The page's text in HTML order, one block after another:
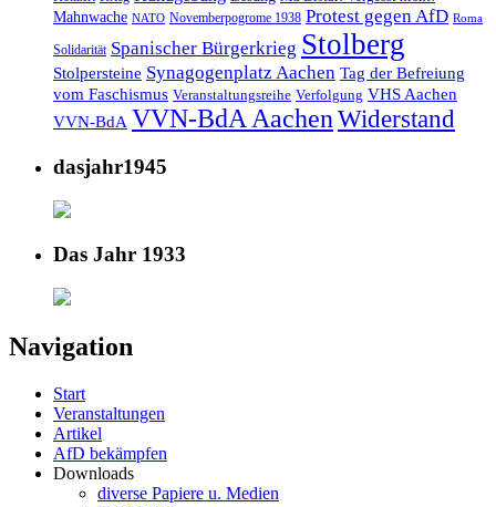
Mahnwache NATO Novemberpogrome 1938 Protest gegen AfD Roma
Solidarität Spanischer Bürgerkrieg Stolberg
Stolpersteine Synagogenplatz Aachen Tag der Befreiung
vom Faschismus Veranstaltungsreihe Verfolgung VHS Aachen
VVN-BdA VVN-BdA AachenWiderstand
dasjahr1945
Das Jahr 1933
Navigation
Start
Veranstaltungen
Artikel
AfD bekämpfen
Downloads
diverse Papiere u. Medien